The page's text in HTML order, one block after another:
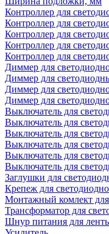
Контроллер для
Контроллер для
Контроллер для
Контроллер для
Контроллер для
Диммер для
Диммер для
Диммер для
Диммер для
Выключатель для
Выключатель для
Выключатель для
Выключатель для
Выключатель для
Выключатель для
Заглушки для
Крепеж для
Монтажный комлект
Трансформатор для
Шнур питания для